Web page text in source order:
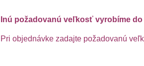
Inú požadovanú veľkosť vyrobíme
Pri objednávke zadajte požadovanú